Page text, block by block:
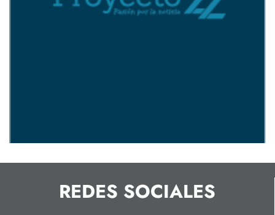
REDES SOCIALES